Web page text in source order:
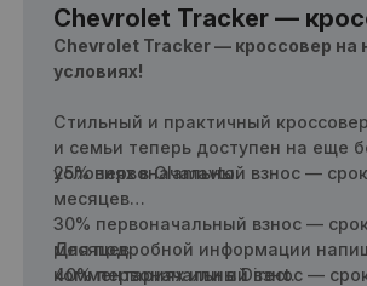
Chevrolet Tracker —
новых условиях!
Chevrolet Tracker — кроссовер на
условиях!
Стильный и практичный
и семьи теперь доступен на еще
условиях в Olamavto.
25% первоначальный взнос —
месяцев
30% первоначальный взнос —
месяцев
40% первоначальный взнос —
Для подробной информации
комментариях или в Direct.